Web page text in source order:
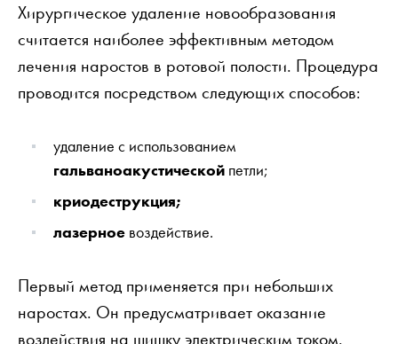
Хирургическое удаление новообразования
считается наиболее эффективным методом
лечения наростов в ротовой полости. Процедура
проводится посредством следующих способов:
удаление с использованием
гальваноакустической петли;
криодеструкция;
лазерное воздействие.
Первый метод применяется при небольших
наростах. Он предусматривает оказание
воздействия на шишку электрическим током.